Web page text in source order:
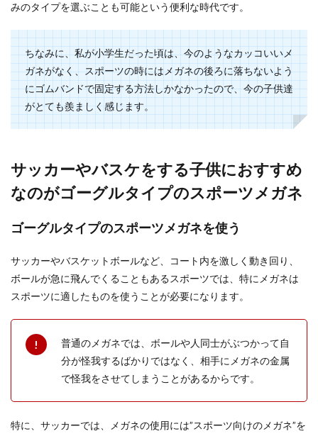
洗濯物の生乾き臭対策！嫌な臭いを防
ぐ洗い方と干し方のコツ
洗剤も柔軟剤も使って洗濯したのに洗濯物の生乾
き臭が気になることがありませんか？ そんな嫌な
臭いの生...
使った洗濯方法、総まとめ！
服の黄ばみで悩んだことのない人って、いないと
洋服に染...
ドレッシング。賞味期限切れの処分方
法やその捨て方について
ょうか？ 冷蔵庫にモノが増え始めたと思ったら、
ドレッシ...
みのタイプを選ぶことも可能という便利な時代です。
ちなみに、私が小学生だった頃は、今のようなカッコいいメ
ガネがなく、スポーツの時にはメガネの後ろに落ちないよう
にゴムバンドで固定する方法しかなかったので、今の子供達
がとても羨ましく感じます。
サッカーやバスケをする子供におすすめ
なのがゴーグルタイプのスポーツメガネ
ゴーグルタイプのスポーツメガネを使う
サッカーやバスケットボールなど、コート内を激しく動き回り、
ボールが急に飛んでくることもあるスポーツでは、特にメガネは
スポーツに適したものを使うことが必要になります。
普通のメガネでは、ボールや人同士がぶつかって自
分が怪我するばかりではなく、相手にメガネの金属
で怪我をさせてしまうことがあるからです。
特に、サッカーでは、メガネの使用には”スポーツ向けのメガネ”を